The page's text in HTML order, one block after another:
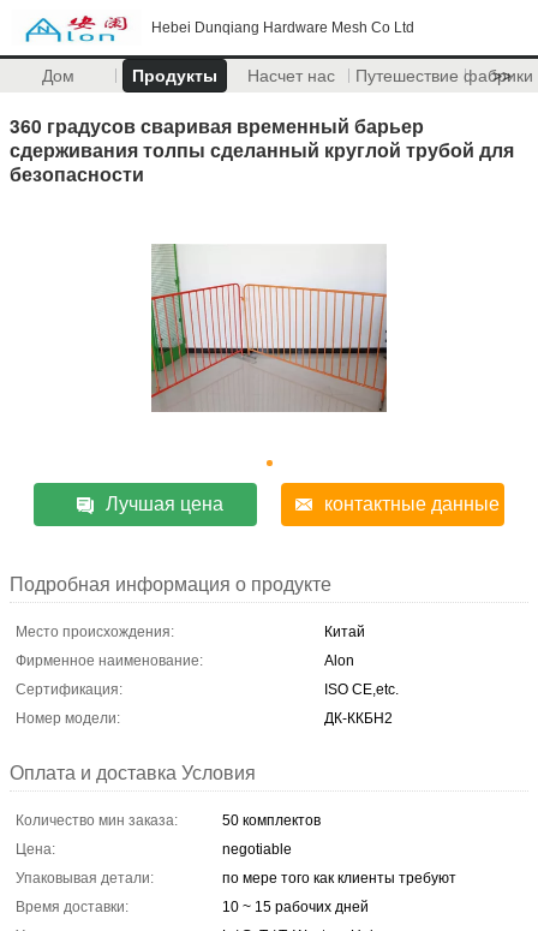
Hebei Dunqiang Hardware Mesh Co Ltd
Дом Продукты Насчет нас Путешествие фабрики
>>
360 градусов сваривая временный барьер
сдерживания толпы сделанный круглой трубой для
безопасности
Лучшая цена контактные данные
Подробная информация о продукте
Место происхождения:
Китай
Фирменное наименование:
Alon
Сертификация:
ISO CE,etc.
Номер модели:
ДК-ККБН2
Оплата и доставка Условия
Количество мин заказа:
50 комплектов
Цена:
negotiable
Упаковывая детали:
по мере того как клиенты требуют
Время доставки:
10 ~ 15 рабочих дней